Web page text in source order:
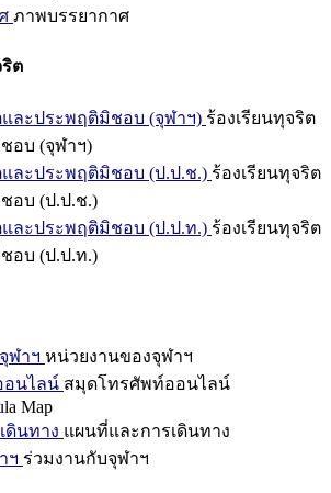
ภาพบรรยากาศ
ริต
และประพฤติมิชอบ (จุฬาฯ) ร้องเรียนทุจริต
อบ (จุฬาฯ)
และประพฤติมิชอบ (ป.ป.ช.) ร้องเรียนทุจริต
อบ (ป.ป.ช.)
และประพฤติมิชอบ (ป.ป.ท.) ร้องเรียนทุจริต
อบ (ป.ป.ท.)
ฬาฯ หน่วยงานของจุฬาฯ
อนไลน์ สมุดโทรศัพท์ออนไลน์
Map
ดินทาง แผนที่และการเดินทาง
ฯ ร่วมงานกับจุฬาฯ